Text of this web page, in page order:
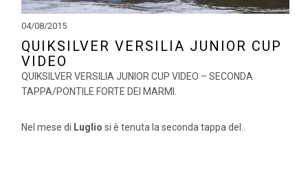
04/08/2015
QUIKSILVER VERSILIA JUNIOR CUP
VIDEO
QUIKSILVER VERSILIA JUNIOR CUP VIDEO – SECONDA
TAPPA/PONTILE FORTE DEI MARMI.
Nel mese di Luglio si è tenuta la seconda tappa del..